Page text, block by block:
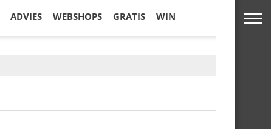
ADVIES WEBSHOPS GRATIS WIN